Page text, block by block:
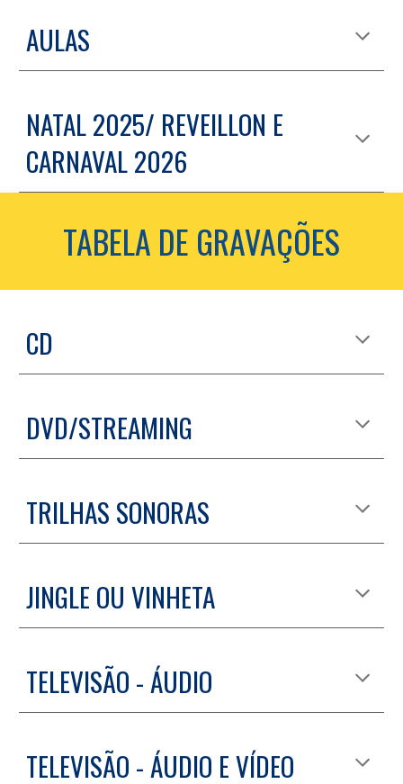
AULAS
NATAL 2025/ REVEILLON E
CARNAVAL 2026
TABELA DE GRAVAÇÕES
CD
DVD/STREAMING
TRILHAS SONORAS
JINGLE OU VINHETA
TELEVISÃO - ÁUDIO
TELEVISÃO - ÁUDIO E VÍDEO